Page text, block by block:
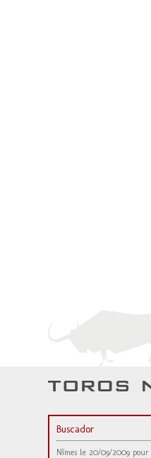
Buscador
Nîmes le 20/09/2009